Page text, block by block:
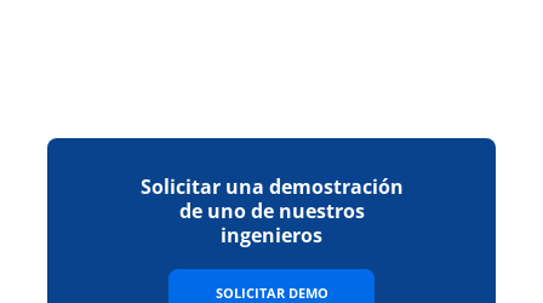
Solicitar una demostración
de uno de nuestros
ingenieros
SOLICITAR DEMO